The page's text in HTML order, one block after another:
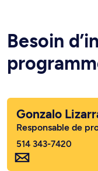
Besoin
Gonzalo
Responsable de
514 343-7420